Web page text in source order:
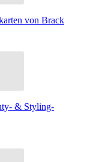
von Brack
& Styling-